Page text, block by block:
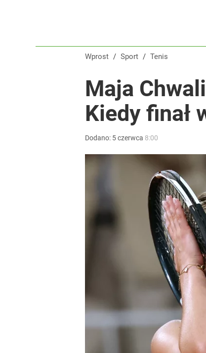
Wprost / Sport / Tenis
Maja
Kiedy finał
Dodano: 5czerwca 8:00